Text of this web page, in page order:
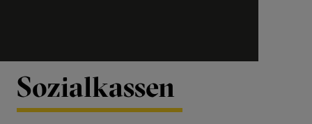
Sozialkassen